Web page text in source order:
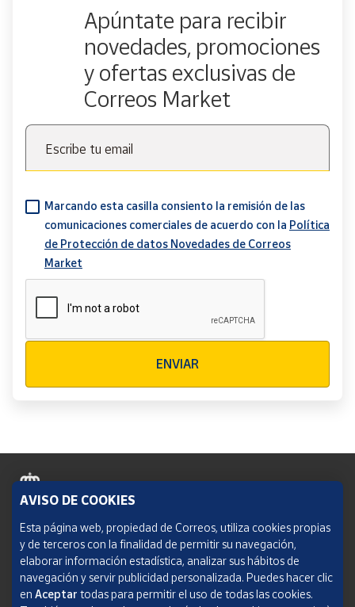
Apúntate para recibir
novedades, promociones
y ofertas exclusivas de
Correos Market
Escribe tu email
Marcando esta casilla consiento la remisión de las
comunicaciones comerciales de acuerdo con la Política
de Protección de datos Novedades de Correos
Market
ENVIAR
Política de cookies
Aviso legal
Condiciones del servicio
AVISO DE COOKIES
Esta página web, propiedad de Correos, utiliza cookies propias
y de terceros con la finalidad de permitir su navegación,
elaborar información estadística, analizar sus hábitos de
navegación y servir publicidad personalizada. Puedes hacer clic
en Aceptar todas para permitir el uso de todas las cookies.